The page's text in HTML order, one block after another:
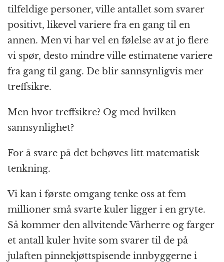
tilfeldige personer, ville antallet som svarer
positivt, likevel variere fra en gang til en
annen. Men vi har vel en følelse av at jo flere
vi spør, desto mindre ville estimatene variere
fra gang til gang. De blir sannsynligvis mer
treffsikre.
Men hvor treffsikre? Og med hvilken
sannsynlighet?
For å svare på det behøves litt matematisk
tenkning.
Vi kan i første omgang tenke oss at fem
millioner små svarte kuler ligger i en gryte.
Så kommer den allvitende Vårherre og farger
et antall kuler hvite som svarer til de på
julaften pinnekjøttspisende innbyggerne i